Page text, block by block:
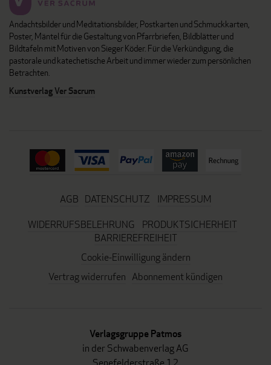
Andachtsbilder und Meditationsbilder, Postkarten und Schmuckkarten,
Poster, Mäntel für die Gestaltung von Pfarrbriefen, Bildblätter und
Bildtafeln mit Motiven von Sieger Köder. Für die Verkündigung, die
pastorale und katechetische Arbeit und immer wieder zum persönlichen
Betrachten.
Kunstverlag Ver Sacrum
AGB DATENSCHUTZ
IMPRESSUM
WIDERRUFSBELEHRUNG
PRODUKTSICHERHEIT
BARRIEREFREIHEIT
Cookie-Einwilligung ändern
Vertrag widerrufen Abonnement kündigen
Verlagsgruppe Patmos
in der Schwabenverlag AG